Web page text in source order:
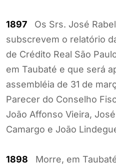
1897 Os Srs. José
subscrevem o relatório
de Crédito Real São
em Taubaté e que será
assembléia de 31 de
Parecer do Conselho
João Affonso Vieira,
Camargo e João
1898 Morre, em